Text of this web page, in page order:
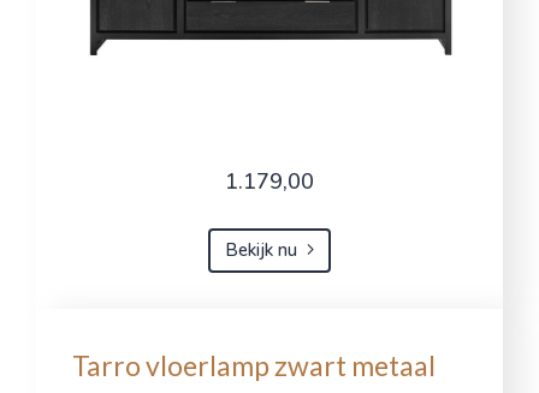
1.179,00
Bekijk nu
Tarro vloerlamp zwart metaal